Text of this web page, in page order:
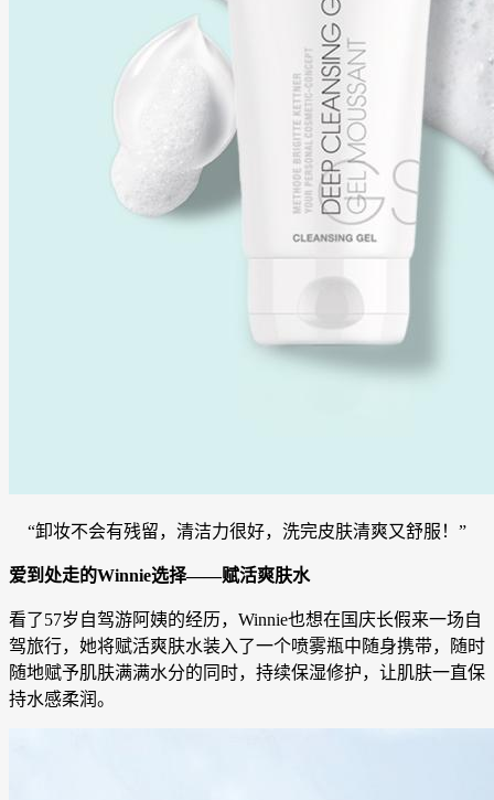
“卸妆不会有残留，清洁力很好，洗完皮肤清爽又舒服！”
爱到处走的Winnie选择——赋活爽肤水
看了57岁自驾游阿姨的经历，Winnie也想在国庆长假来一场自
驾旅行，她将赋活爽肤水装入了一个喷雾瓶中随身携带，随时
随地赋予肌肤满满水分的同时，持续保湿修护，让肌肤一直保
持水感柔润。